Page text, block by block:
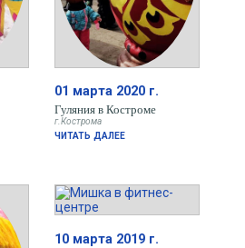
01 марта 2020 г.
Гуляния в Костроме
г.Кострома
ЧИТАТЬ ДАЛЕЕ
10 марта 2019 г.